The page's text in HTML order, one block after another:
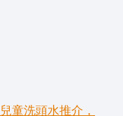
童洗頭水推介，